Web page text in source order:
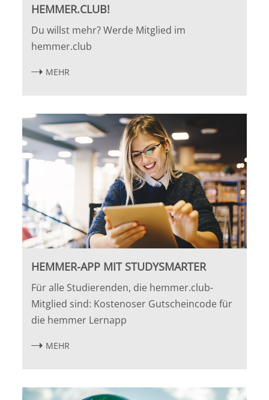
HEMMER.CLUB!
Du willst mehr? Werde Mitglied im
hemmer.club
MEHR
HEMMER-APP MIT STUDYSMARTER
Für alle Studierenden, die hemmer.club-
Mitglied sind: Kostenoser Gutscheincode für
die hemmer Lernapp
MEHR